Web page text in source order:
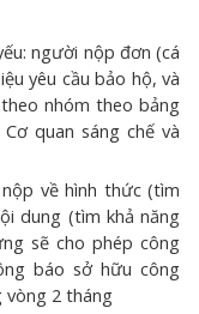
người nộp đơn (cá
yêu cầu bảo hộ, và
nhóm theo bảng
quan sáng chế và
về hình thức (tìm
dung (tìm khả năng
sẽ cho phép công
báo sở hữu công
2 tháng